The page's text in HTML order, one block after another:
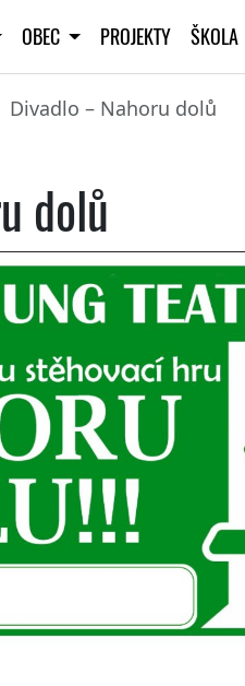
OBEC PROJEKTY ŠKOLA
Divadlo – Nahoru dolů
dolů